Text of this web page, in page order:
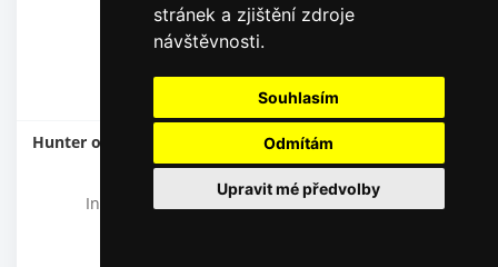
stránek a zjištění zdroje
návštěvnosti.
Souhlasím
Odmítám
Upravit mé předvolby
Hunter ovládací jednotka Hydrawise HC 12 WiFi 12 sekcí
vnitřní
Internetová ovládací jednotka, Wi-fi, 12 sekcí